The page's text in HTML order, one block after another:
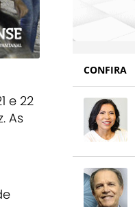
e 22
As
CONFIRA